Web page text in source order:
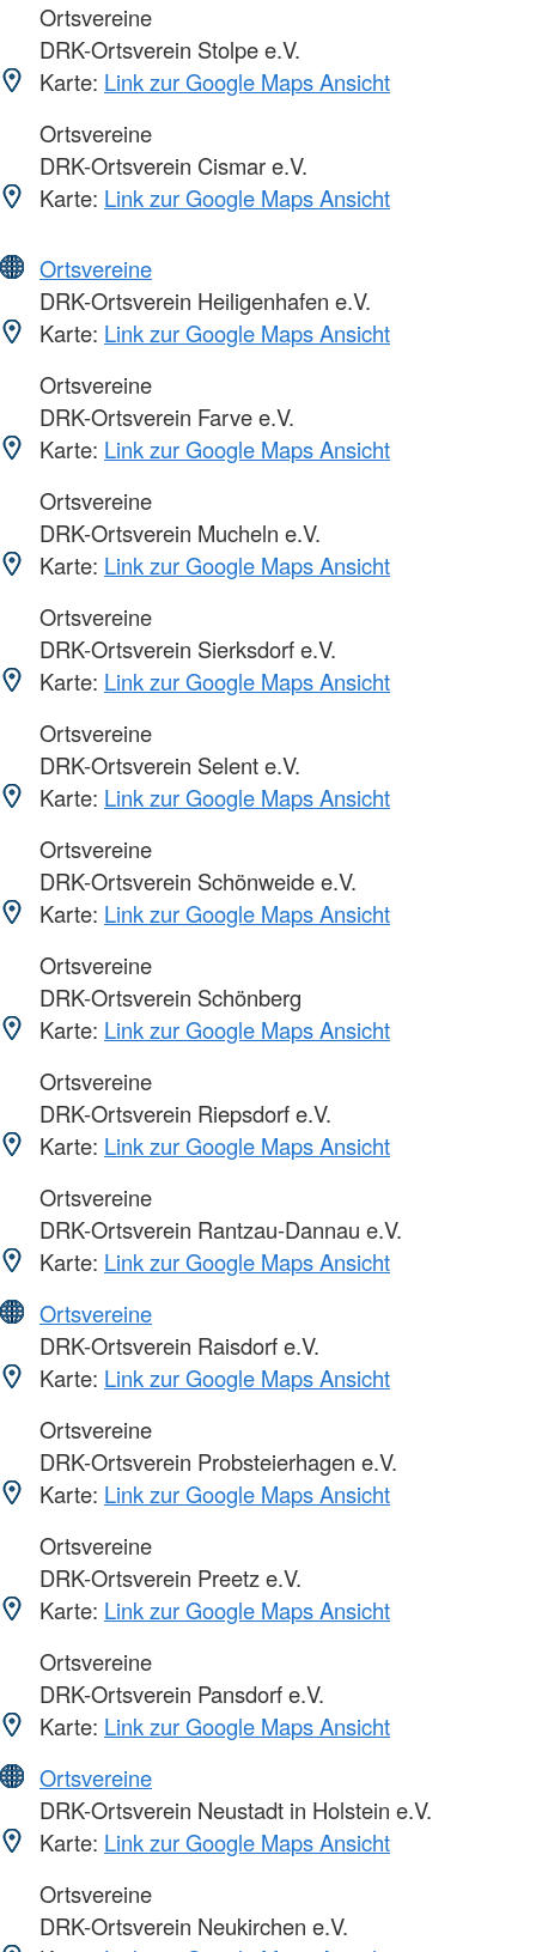
Ortsvereine
DRK-Ortsverein Stolpe e.V.
Karte: Link zur Google Maps Ansicht
Ortsvereine
DRK-Ortsverein Cismar e.V.
Karte: Link zur Google Maps Ansicht
Ortsvereine
DRK-Ortsverein Heiligenhafen e.V.
Karte: Link zur Google Maps Ansicht
Ortsvereine
DRK-Ortsverein Farve e.V.
Karte: Link zur Google Maps Ansicht
Ortsvereine
DRK-Ortsverein Mucheln e.V.
Karte: Link zur Google Maps Ansicht
Ortsvereine
DRK-Ortsverein Sierksdorf e.V.
Karte: Link zur Google Maps Ansicht
Ortsvereine
DRK-Ortsverein Selent e.V.
Karte: Link zur Google Maps Ansicht
Ortsvereine
DRK-Ortsverein Schönweide e.V.
Karte: Link zur Google Maps Ansicht
Ortsvereine
DRK-Ortsverein Schönberg
Karte: Link zur Google Maps Ansicht
Ortsvereine
DRK-Ortsverein Riepsdorf e.V.
Karte: Link zur Google Maps Ansicht
Ortsvereine
DRK-Ortsverein Rantzau-Dannau e.V.
Karte: Link zur Google Maps Ansicht
Ortsvereine
DRK-Ortsverein Raisdorf e.V.
Karte: Link zur Google Maps Ansicht
Ortsvereine
DRK-Ortsverein Probsteierhagen e.V.
Karte: Link zur Google Maps Ansicht
Ortsvereine
DRK-Ortsverein Preetz e.V.
Karte: Link zur Google Maps Ansicht
Ortsvereine
DRK-Ortsverein Pansdorf e.V.
Karte: Link zur Google Maps Ansicht
Ortsvereine
DRK-Ortsverein Neustadt in Holstein e.V.
Karte: Link zur Google Maps Ansicht
Ortsvereine
DRK-Ortsverein Neukirchen e.V.